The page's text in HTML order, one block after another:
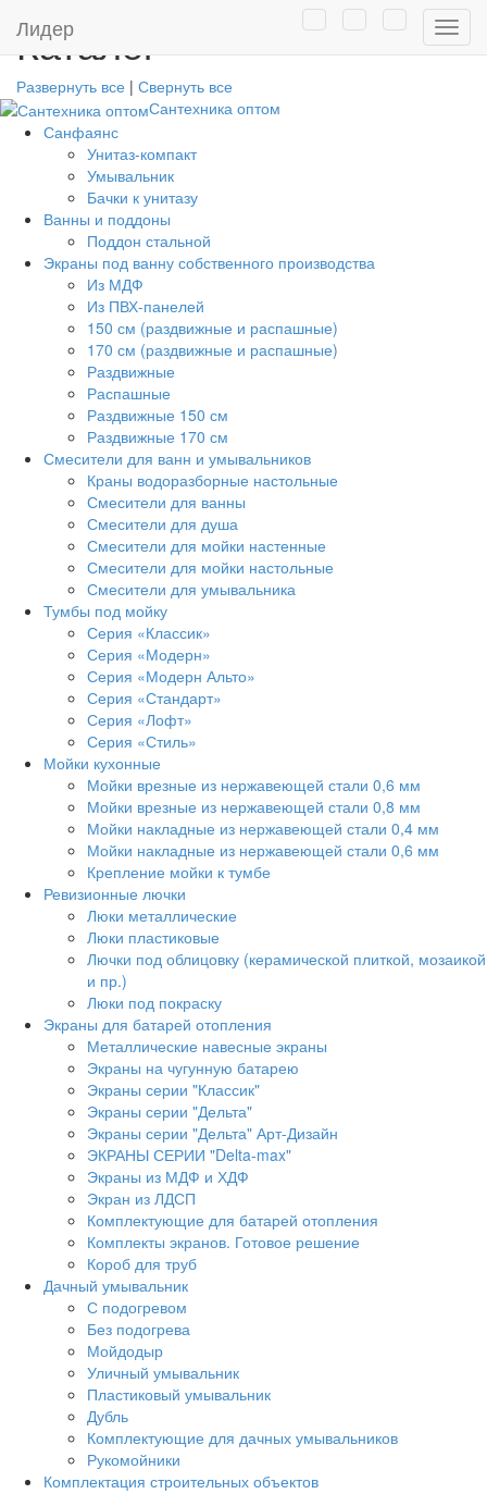
Лидер
Каталог
Развернуть все | Свернуть все
Сантехника оптом
Санфаянс
Унитаз-компакт
Умывальник
Бачки к унитазу
Ванны и поддоны
Поддон стальной
Экраны под ванну собственного производства
Из МДФ
Из ПВХ-панелей
150 см (раздвижные и распашные)
170 см (раздвижные и распашные)
Раздвижные
Распашные
Раздвижные 150 см
Раздвижные 170 см
Смесители для ванн и умывальников
Краны водоразборные настольные
Смесители для ванны
Смесители для душа
Смесители для мойки настенные
Смесители для мойки настольные
Смесители для умывальника
Тумбы под мойку
Серия «Классик»
Серия «Модерн»
Серия «Модерн Альто»
Серия «Стандарт»
Серия «Лофт»
Серия «Стиль»
Мойки кухонные
Мойки врезные из нержавеющей стали 0,6 мм
Мойки врезные из нержавеющей стали 0,8 мм
Мойки накладные из нержавеющей стали 0,4 мм
Мойки накладные из нержавеющей стали 0,6 мм
Крепление мойки к тумбе
Ревизионные лючки
Люки металлические
Люки пластиковые
Лючки под облицовку (керамической плиткой, мозаикой
и пр.)
Люки под покраску
Экраны для батарей отопления
Металлические навесные экраны
Экраны на чугунную батарею
Экраны серии "Классик"
Экраны серии "Дельта"
Экраны серии "Дельта" Арт-Дизайн
ЭКРАНЫ СЕРИИ "Delta-max"
Экраны из МДФ и ХДФ
Экран из ЛДСП
Комплектующие для батарей отопления
Комплекты экранов. Готовое решение
Короб для труб
Дачный умывальник
С подогревом
Без подогрева
Мойдодыр
Уличный умывальник
Пластиковый умывальник
Дубль
Комплектующие для дачных умывальников
Рукомойники
Комплектация строительных объектов